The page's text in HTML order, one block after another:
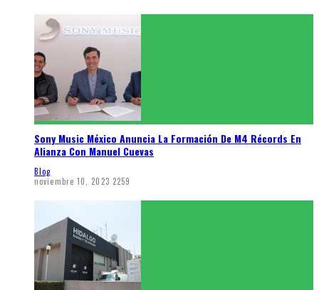
Sony Music México Anuncia La Formación De M4 Récords En
Alianza Con Manuel Cuevas
Blog
noviembre 10, 2023 2259